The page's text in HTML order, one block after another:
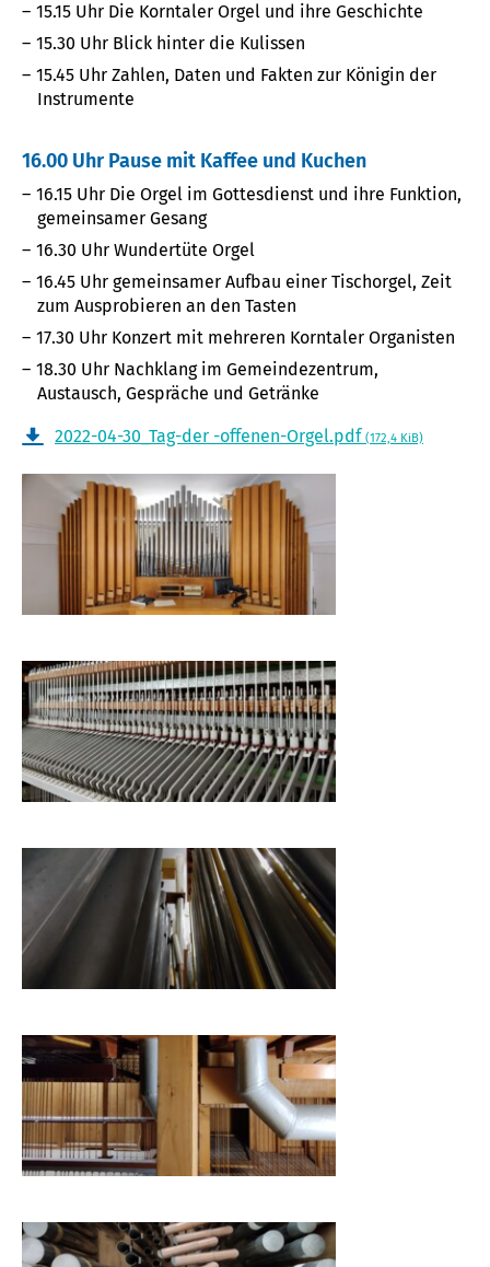
15.15 Uhr Die Korntaler Orgel und ihre Geschichte
15.30 Uhr Blick hinter die Kulissen
15.45 Uhr Zahlen, Daten und Fakten zur Königin der
Instrumente
16.00 Uhr Pause mit Kaffee und Kuchen
16.15 Uhr Die Orgel im Gottesdienst und ihre Funktion,
gemeinsamer Gesang
16.30 Uhr Wundertüte Orgel
16.45 Uhr gemeinsamer Aufbau einer Tischorgel, Zeit
zum Ausprobieren an den Tasten
17.30 Uhr Konzert mit mehreren Korntaler Organisten
18.30 Uhr Nachklang im Gemeindezentrum,
Austausch, Gespräche und Getränke
2022-04-30_Tag-der -offenen-Orgel.pdf(172,4 KiB)